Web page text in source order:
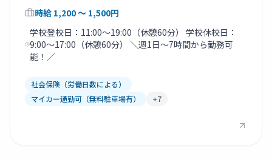
時給 1,200〜 1,500円
学校登校日：11:00～19:00（休憩60分） 学校休校日：
9:00～17:00（休憩60分） ＼週1日～7時間から勤務可
能！／
社会保険（労働日数による）
マイカー通勤可（無料駐車場有）
+7